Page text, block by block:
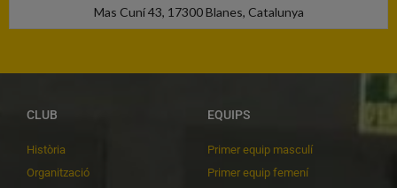
Mas Cuní 43, 17300 Blanes, Catalunya
CLUB
Història
Organització
EQUIPS
Primer equip masculí
Primer equip femení